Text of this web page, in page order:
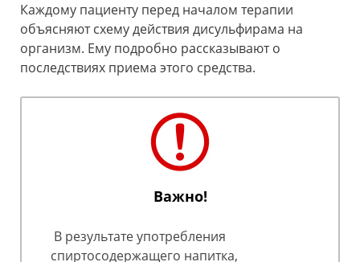
Каждому пациенту перед началом терапии
объясняют схему действия дисульфирама на
организм. Ему подробно рассказывают о
последствиях приема этого средства.
Важно!
В результате употребления
спиртосодержащего напитка,